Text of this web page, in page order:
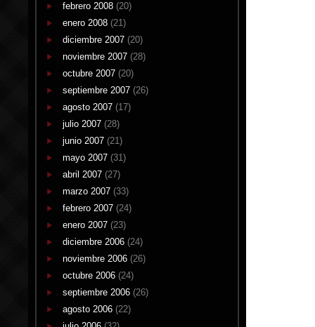
febrero 2008 (20)
enero 2008 (21)
diciembre 2007 (20)
noviembre 2007 (28)
octubre 2007 (20)
septiembre 2007 (26)
agosto 2007 (17)
julio 2007 (28)
junio 2007 (21)
mayo 2007 (31)
abril 2007 (27)
marzo 2007 (33)
febrero 2007 (24)
enero 2007 (23)
diciembre 2006 (24)
noviembre 2006 (26)
octubre 2006 (24)
septiembre 2006 (26)
agosto 2006 (22)